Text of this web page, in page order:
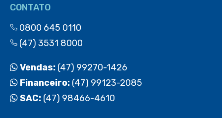
CONTATO
0800 645 0110
(47) 3531 8000
Vendas: (47) 99270-1426
Financeiro: (47) 99123-2085
SAC: (47) 98466-4610